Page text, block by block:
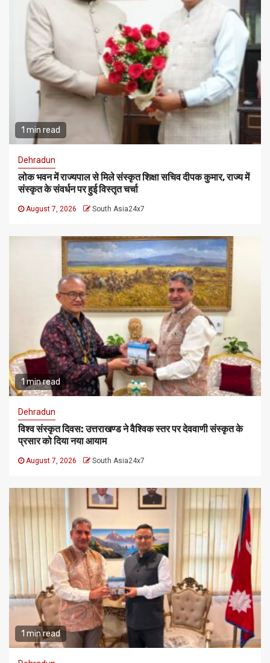
1 min read
Dehradun
लोक भवन में राज्यपाल से मिले संस्कृत शिक्षा सचिव दीपक कुमार, राज्य में
संस्कृत के संवर्धन पर हुई विस्तृत चर्चा
August 7, 2026 South Asia24x7
1 min read
Dehradun
विश्व संस्कृत दिवस: उत्तराखण्ड ने वैश्विक स्तर पर देववाणी संस्कृत के
प्रसार को दिया नया आयाम
August 7, 2026 South Asia24x7
1 min read